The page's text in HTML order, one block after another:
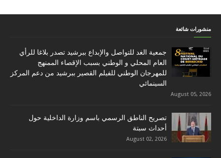
منشورات شائعة
جمعية الغد للتواصل والإبداع ببرشيد تصدر بلاغا للرأي
العام المحلي و الوطني بسبب الإقصاء الممنهج
للمهرجان الوطني للفيلم القصير ببرشيد من دعم المركز
السينمائي
August 05, 2026
تصريح الناطق الرسمي باسم وزارة الداخلية حول
أحداث سبتة
August 02, 2026